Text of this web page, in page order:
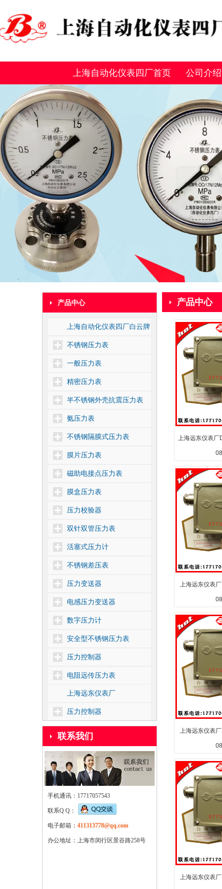
上海自动化仪表四厂首页 公司介绍
产品中心
上海自动化仪表四厂白云牌
不锈钢压力表
一般压力表
精密压力表
半不锈钢外壳抗震压力表
氨压力表
不锈钢隔膜式压力表
膜片压力表
磁助电接点压力表
膜盒压力表
压力校验器
双针双管压力表
活塞式压力计
不锈钢差压表
压力变送器
电感压力变送器
数字压力计
安全型不锈钢压力表
压力控制器
电阻远传压力表
上海远东仪表厂
压力控制器
差压控制器
温度控制器
核电1E级压力控制器
靶式流量控制器
密度控制器
船用压力控制器
压力式温度控制器
产品中心
上海远东仪表厂
上海远东仪表
上海远东仪表
上海远东仪表
联系我们
手机通讯：17717057543
联系Q Q：
电子邮箱： 411313778@qq.com
办公地址：上海市闵行区景谷路258号